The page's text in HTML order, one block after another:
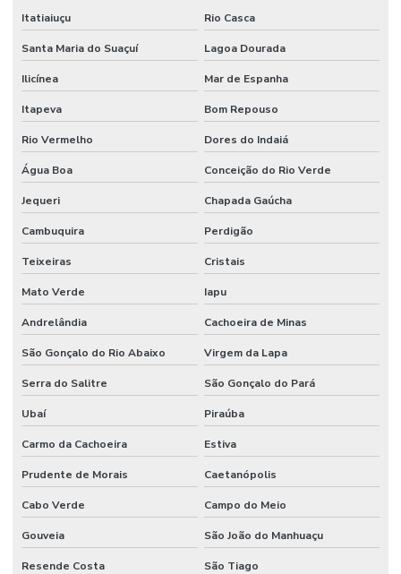
Itatiaiuçu Rio Casca
Santa Maria do Suaçuí Lagoa Dourada
Ilicínea Mar de Espanha
Itapeva Bom Repouso
Rio Vermelho Dores do Indaiá
Água Boa Conceição do Rio Verde
Jequeri Chapada Gaúcha
Cambuquira Perdigão
Teixeiras Cristais
Mato Verde Iapu
Andrelândia Cachoeira de Minas
São Gonçalo do Rio Abaixo Virgem da Lapa
Serra do Salitre São Gonçalo do Pará
Ubaí Piraúba
Carmo da Cachoeira Estiva
Prudente de Morais Caetanópolis
Cabo Verde Campo do Meio
Gouveia São João do Manhuaçu
Resende Costa São Tiago